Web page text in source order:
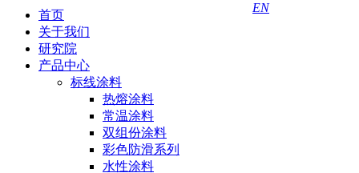
首页
关于我们
研究院
产品中心
标线涂料
热熔涂料
常温涂料
双组份涂料
彩色防滑系列
水性涂料
EN